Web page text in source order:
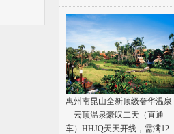
惠州南昆山全新顶级奢华温泉
—云顶温泉豪叹二天（直通
车）HHJQ天天开线，需满12